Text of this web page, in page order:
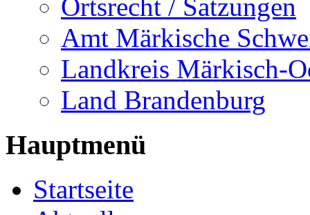
Ortsrecht / Satzungen
Amt Märkische
Landkreis Märkisch-
Land Brandenburg
Hauptmenü
Startseite